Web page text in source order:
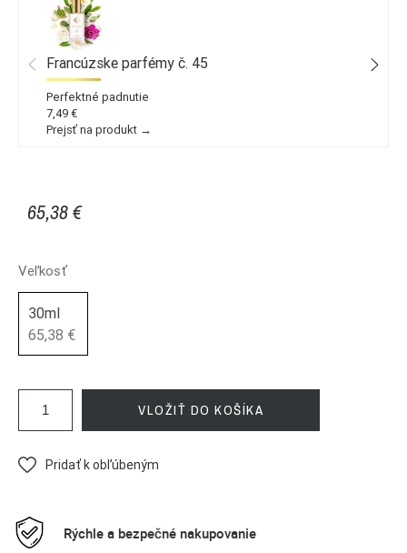
Francúzske parfémy č. 45
Perfektné padnutie
7,49 €
Prejsť na produkt →
65,38 €
Veľkosť
30ml
65,38 €
VLOŽIŤ DO KOŠÍKA
Pridať k obľúbeným
Rýchle a bezpečné nakupovanie